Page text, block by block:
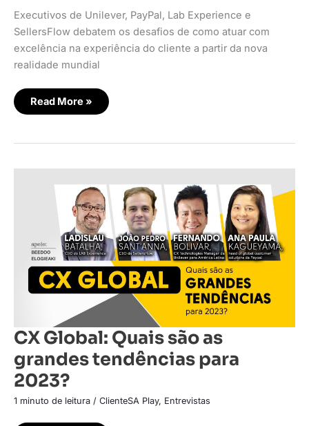
Executivos de Unilever, PayPal, Lab Experience e
SellersFlow debatem os desafios de como atuar com
excelência na experiência do cliente a partir da nova
realidade mundial
Read More »
CX Global: Quais são as
grandes tendências para
2023?
1 minuto de leitura / ClienteSA Play, Entrevistas
Global:
tendências
para
2023?